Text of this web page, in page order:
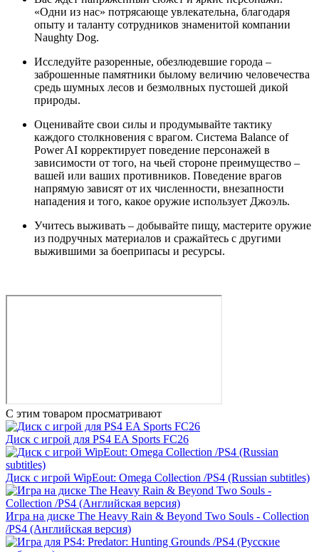
«Одни из нас» потрясающе увлекательна, благодаря
опыту и таланту сотрудников знаменитой компании
Naughty Dog.
Исследуйте разоренные, обезлюдевшие города –
заброшенные памятники былому величию человечества
средь шумных лесов и безмолвных пустошей дикой
природы.
Оценивайте свои силы и продумывайте тактику
каждого столкновения с врагом. Система Balance of
Power AI корректирует поведение персонажей в
зависимости от того, на чьей стороне преимущество –
вашей или ваших противников. Поведение врагов
напрямую зависят от их численности, внезапности
нападения и того, какое оружие использует Джоэль.
Учитесь выживать – добывайте пищу, мастерите оружие
из подручных материалов и сражайтесь с другими
выжившими за боеприпасы и ресурсы.
С этим товаром просматривают
Диск с игрой для PS4 EA Sports FC26
Диск с игрой WipEout: Omega Collection /PS4 (Russian subtitles)
Игра на диске The Heavy Rain & Beyond Two Souls - Collection
/PS4 (Английская версия)